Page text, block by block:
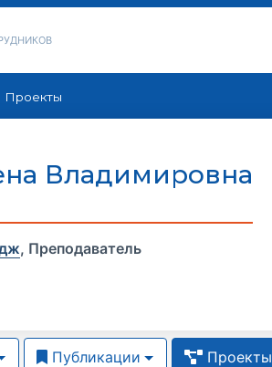
Проекты
Владимировна
, Преподаватель
Публикации Проекты